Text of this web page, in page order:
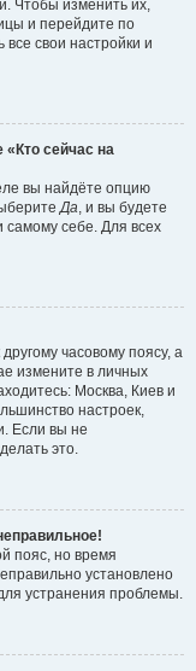
Чтобы изменить их,
и перейдите по
свои настройки и
«Кто сейчас на
вы найдёте опцию
Да, и вы будете
себе. Для всех
часовому поясу, а
измените в личных
Москва, Киев и
настроек,
Если вы не
это.
пояс, но время
установлено
устранения проблемы.